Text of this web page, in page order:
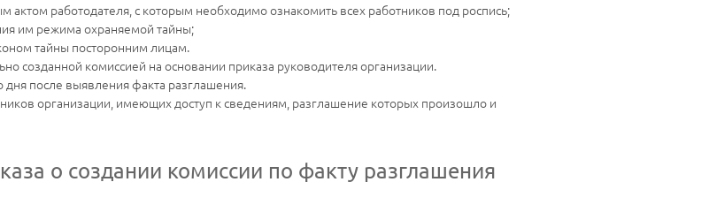
работодателя, с которым необходимо ознакомить всех работников под роспись;
им режима охраняемой тайны;
тайны посторонним лицам.
созданной комиссией на основании приказа руководителя организации.
после выявления факта разглашения.
организации, имеющих доступ к сведениям, разглашение которых произошло и
о создании комиссии по факту разглашения